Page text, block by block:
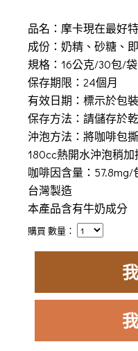
品名：摩卡現在最好
成份：奶精、砂糖、
規格：16公克/30包/袋
保存期限：24個月
有效日期：標示於包
保存方法：請儲存於
沖泡方法：將咖啡包
180cc熱開水沖泡稍
咖啡因含量：57.8mg/
台灣製造
本產品含有牛奶成分
購買 數量：